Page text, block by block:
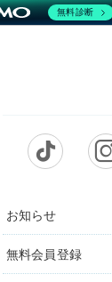
お知らせ
無料会員登録
無料診断